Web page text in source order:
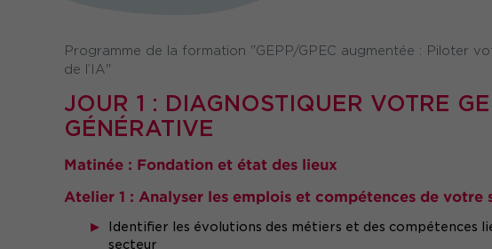
Programme de la formation "GEPP/GPEC augmentée : Piloter
de l’IA"
JOUR 1 : DIAGNOSTIQUER VOTRE
GÉNÉRATIVE
Matinée : Fondation et état des lieux
Atelier 1 : Analyser les emplois et compétences de votre
Identifier les évolutions des métiers et des compétences
secteur